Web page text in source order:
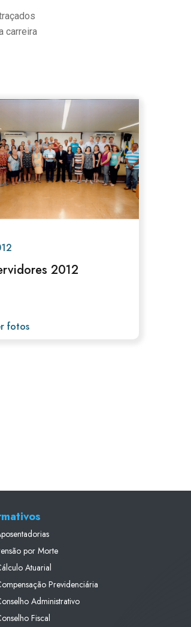
carreira
2012
fotos
por Morte
Atuarial
Previdenciária
Administrativo
Fiscal